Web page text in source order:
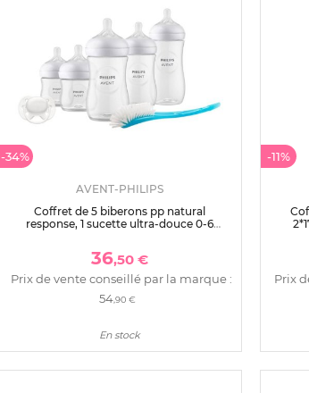
-34%
AVENT-PHILIPS
Coffret de 5 biberons pp natural
response, 1 sucette ultra-douce 0-6
ml) scd8
36,50 €
Prix de vente conseillé par la marque :
54,90 €
En stock
-11%
Prix